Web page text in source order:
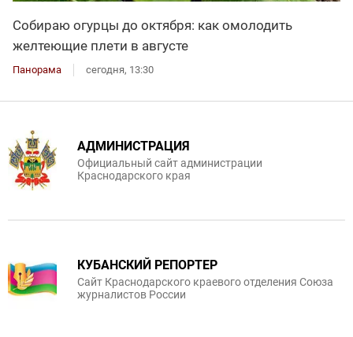
Собираю огурцы до октября: как омолодить
желтеющие плети в августе
Панорама сегодня, 13:30
АДМИНИСТРАЦИЯ
Официальный сайт администрации
Краснодарского края
КУБАНСКИЙ РЕПОРТЕР
Сайт Краснодарского краевого отделения Союза
журналистов России